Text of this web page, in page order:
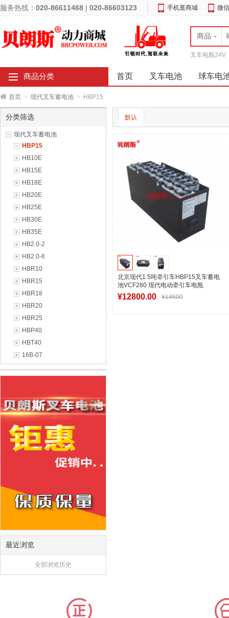
服务热线： 020-86611468 | 020-86603123 手机逛商城 微
商品
叉车电瓶24V
商品分类 首页 叉车电池 球车电
首页 > 现代叉车蓄电池 > HBP15
分类筛选
现代叉车蓄电池
HBP15
HB10E
HB15E
HB18E
HB20E
HB25E
HB30E
HB35E
HB2.0-2
HB2.0-II
HBR10
HBR15
HBR18
HBR20
HBR25
HBP40
HBT40
16B-07
最近浏览
全部浏览历史
默认
北京现代1.5吨牵引车HBP15叉车蓄电
池VCF280 现代电动牵引车电瓶
48V280Ah
¥12800.00 ¥14600